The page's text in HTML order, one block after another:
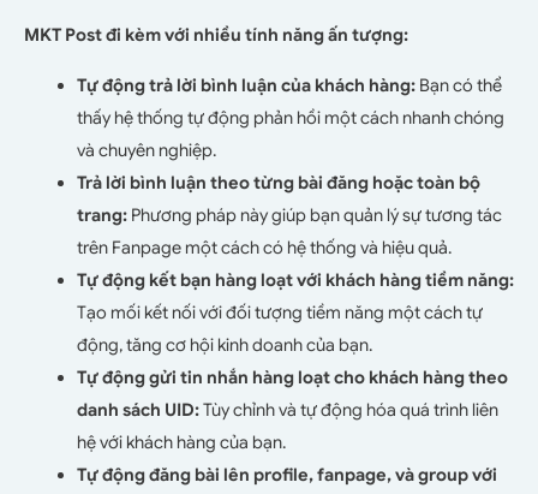
MKT Post đi kèm với nhiều tính năng ấn tượng:
Tự động trả lời bình luận của khách hàng:Bạn có thể
thấy hệ thống tự động phản hồi một cách nhanh chóng
và chuyên nghiệp.
Trả lời bình luận theo từng bài đăng hoặc toàn bộ
trang:Phương pháp này giúp bạn quản lý sự tương tác
trên Fanpage một cách có hệ thống và hiệu quả.
Tự động kết bạn hàng loạt với khách hàng tiềm năng:
Tạo mối kết nối với đối tượng tiềm năng một cách tự
động, tăng cơ hội kinh doanh của bạn.
Tự động gửi tin nhắn hàng loạt cho khách hàng theo
danh sách UID:Tùy chỉnh và tự động hóa quá trình liên
hệ với khách hàng của bạn.
Tự động đăng bài lên profile, fanpage, và group với